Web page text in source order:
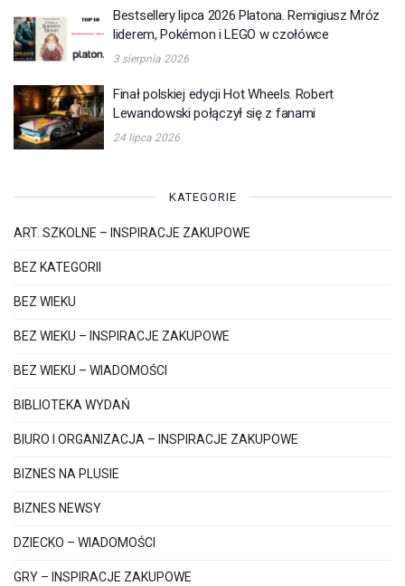
Bestsellery lipca 2026 Platona. Remigiusz Mróz
liderem, Pokémon i LEGO w czołówce
3 sierpnia 2026
Finał polskiej edycji Hot Wheels. Robert
Lewandowski połączył się z fanami
24 lipca 2026
KATEGORIE
ART. SZKOLNE – INSPIRACJE ZAKUPOWE
BEZ KATEGORII
BEZ WIEKU
BEZ WIEKU – INSPIRACJE ZAKUPOWE
BEZ WIEKU – WIADOMOŚCI
BIBLIOTEKA WYDAŃ
BIURO I ORGANIZACJA – INSPIRACJE ZAKUPOWE
BIZNES NA PLUSIE
BIZNES NEWSY
DZIECKO – WIADOMOŚCI
GRY – INSPIRACJE ZAKUPOWE